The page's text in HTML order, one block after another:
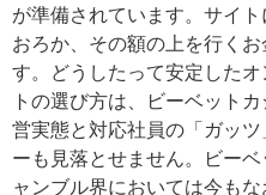
が準備されています。サイ
おろか、その額の上を行く
す。どうしたって安定した
トの選び方は、ビーベット
営実態と対応社員の「ガッ
ーも見落とせません。ビー
ャンブル界においては今も